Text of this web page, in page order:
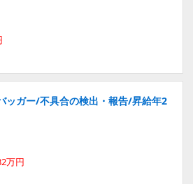
ッガー/不具合の検出・報告/昇給年2
万円